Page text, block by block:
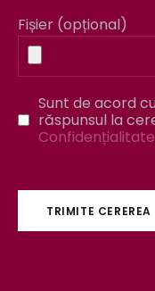
Fișier (opțional)
Sunt de acord
răspunsul la
Confidențialitate